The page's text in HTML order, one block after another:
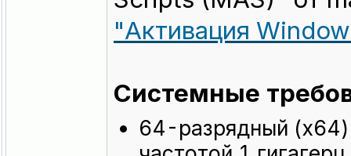
"Активация
Системные
64-разрядный (x64)